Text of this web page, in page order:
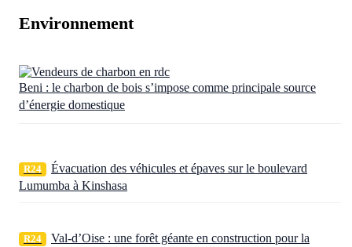
Environnement
Beni : le charbon de bois s’impose comme principale source
d’énergie domestique
R24
Évacuation des véhicules et épaves sur le boulevard
Lumumba à Kinshasa
R24
Val-d’Oise : une forêt géante en construction pour la